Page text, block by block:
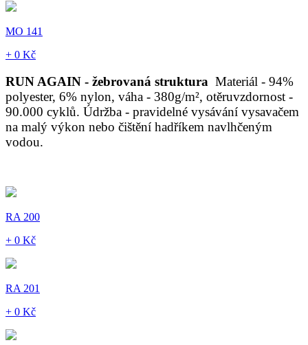
MO 141
+ 0 Kč
RUN AGAIN - žebrovaná struktura Materiál - 94%
polyester, 6% nylon, váha - 380g/m², otěruvzdornost -
90.000 cyklů. Údržba - pravidelné vysávání vysavačem
na malý výkon nebo čištění hadříkem navlhčeným
vodou.
RA 200
+ 0 Kč
RA 201
+ 0 Kč